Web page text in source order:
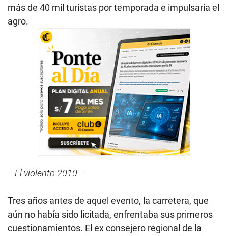
más de 40 mil turistas por temporada e impulsaría el
agro.
—El violento 2010—
Tres años antes de aquel evento, la carretera, que
aún no había sido licitada, enfrentaba sus primeros
cuestionamientos. El ex consejero regional de la